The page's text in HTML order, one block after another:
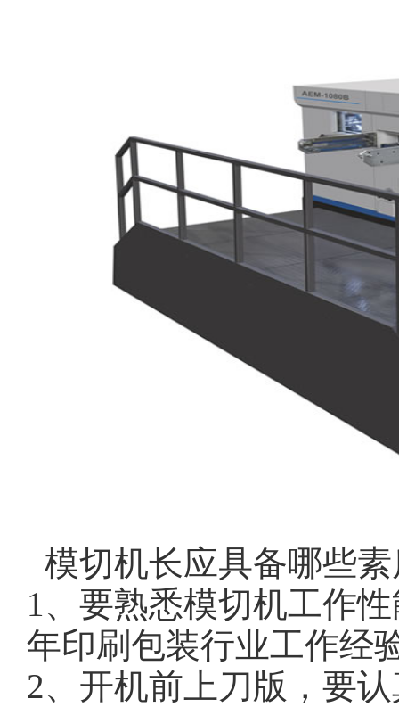
模切机长应具备哪些
1、 要熟悉模切机工作
年印刷包装行业工作经
2、 开机前上刀版，要